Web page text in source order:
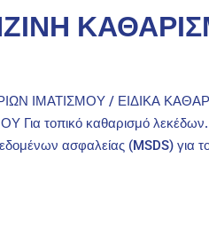
ΙΜΑΤΙΣΜΟΥ / ΕΙΔΙΚΑ
τοπικό καθαρισμό λεκέδων.
ασφαλείας (MSDS) για